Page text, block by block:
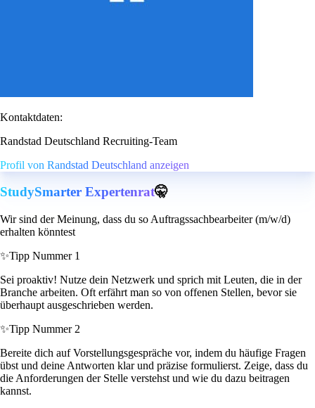
Kontaktdaten:
Randstad Deutschland Recruiting-Team
Profil von Randstad Deutschland anzeigen
StudySmarter Expertenrat🤫
Wir sind der Meinung, dass du so Auftragssachbearbeiter (m/w/d)
erhalten könntest
✨Tipp Nummer 1
Sei proaktiv! Nutze dein Netzwerk und sprich mit Leuten, die in der
Branche arbeiten. Oft erfährt man so von offenen Stellen, bevor sie
überhaupt ausgeschrieben werden.
✨Tipp Nummer 2
Bereite dich auf Vorstellungsgespräche vor, indem du häufige Fragen
übst und deine Antworten klar und präzise formulierst. Zeige, dass du
die Anforderungen der Stelle verstehst und wie du dazu beitragen
kannst.